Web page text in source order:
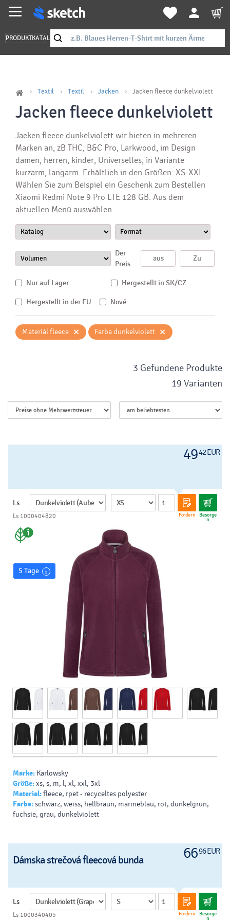
PRODUKTKATALOG
Textil Textil Jacken Jacken fleece dunkelviolett
Jacken fleece dunkelviolett
Jacken fleece dunkelviolett wir bieten in mehreren
Marken an, zB THC, B&C Pro, Larkwood, im Design
damen, herren, kinder, Universelles, in Variante
kurzarm, langarm. Erhältlich in den Größen: XS-XXL.
Wählen Sie zum Beispiel ein Geschenk zum Bestellen
Xiaomi Redmi Note 9 Pro LTE 128 GB. Aus dem
aktuellen Menü auswählen.
Der
Preis
Nur auf Lager Hergestellt in SK/CZ
Hergestellt in der EU Nové
Materiál fleece × Farba dunkelviolett ×
3 Gefundene Produkte
19 Varianten
4942 EUR
Ls
Fordern Besorge
n
Ls 1000404820
5 Tage
Marke: Karlowsky
Größe:xs, s, m, l, xl, xxl, 3xl
Material:fleece, rpet - recyceltes polyester
Farbe:schwarz, weiss, hellbraun, marineblau, rot, dunkelgrün,
fuchsie, grau, dunkelviolett
6696 EUR
Dámska strečová fleecová bunda
Ls
Fordern Besorge
n
Ls 1000340405